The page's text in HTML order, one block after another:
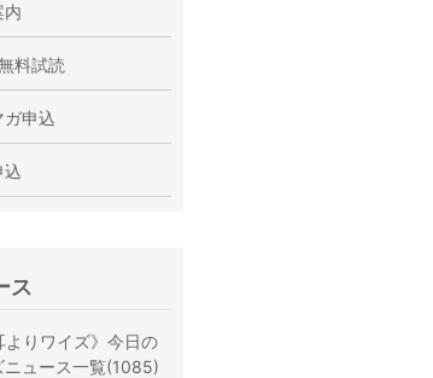
内
料試読
ガ申込
込
ス
よりワイズ》今日の
ニュース一覧(1085)